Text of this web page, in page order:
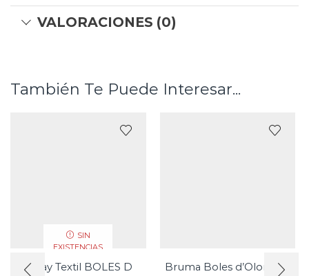
VALORACIONES (0)
También Te Puede Interesar...
SIN
EXISTENCIAS
Spray Textil BOLES D
Bruma Boles d’Olor Flor